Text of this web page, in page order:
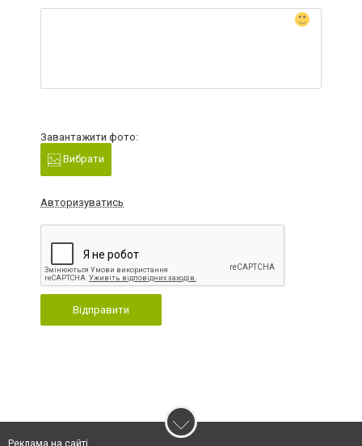
Завантажити фото:
Вибрати
Авторизуватись
Відправити
Реклама на сайті